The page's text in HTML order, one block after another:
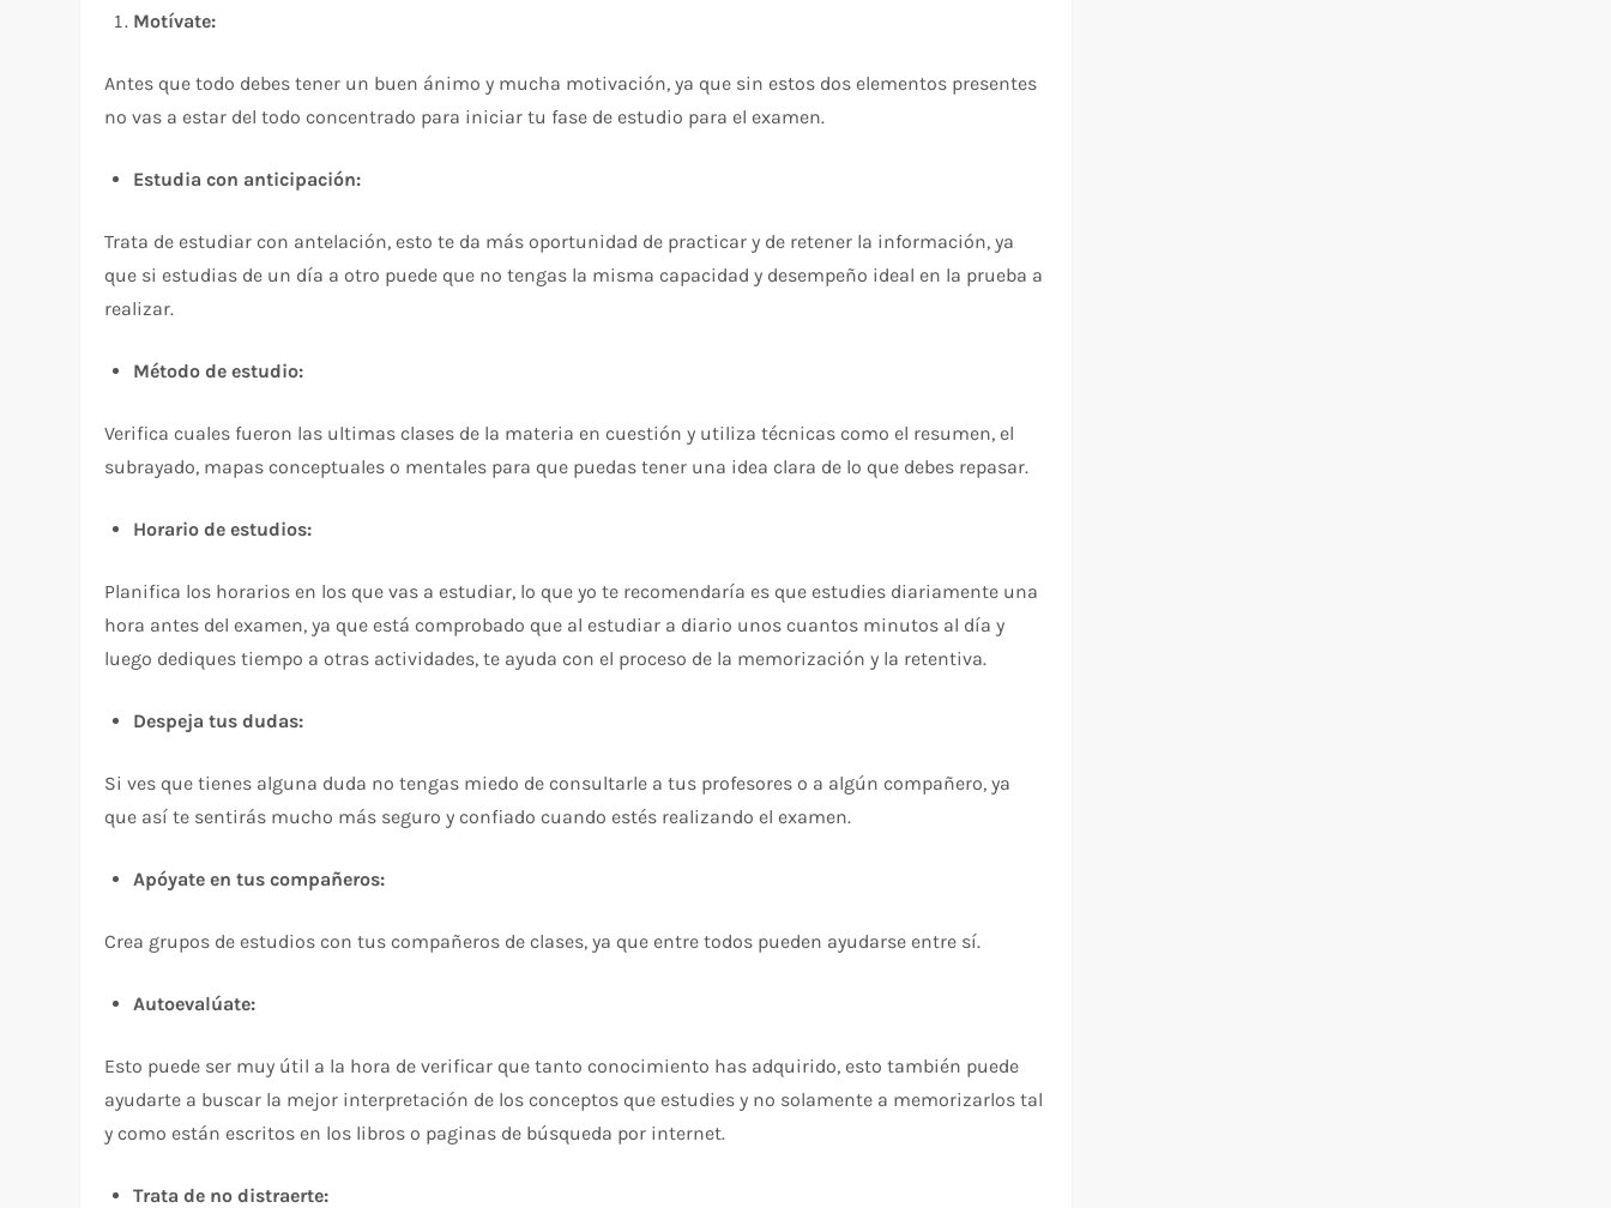
Motívate:
Antes que todo debes tener un buen ánimo y mucha motivación, ya que sin estos dos elementos presentes
no vas a estar del todo concentrado para iniciar tu fase de estudio para el examen.
Estudia con anticipación:
Trata de estudiar con antelación, esto te da más oportunidad de practicar y de retener la información, ya
que si estudias de un día a otro puede que no tengas la misma capacidad y desempeño ideal en la prueba a
realizar.
Método de estudio:
Verifica cuales fueron las ultimas clases de la materia en cuestión y utiliza técnicas como el resumen, el
subrayado, mapas conceptuales o mentales para que puedas tener una idea clara de lo que debes repasar.
Horario de estudios:
Planifica los horarios en los que vas a estudiar, lo que yo te recomendaría es que estudies diariamente una
hora antes del examen, ya que está comprobado que al estudiar a diario unos cuantos minutos al día y
luego dediques tiempo a otras actividades, te ayuda con el proceso de la memorización y la retentiva.
Despeja tus dudas:
Si ves que tienes alguna duda no tengas miedo de consultarle a tus profesores o a algún compañero, ya
que así te sentirás mucho más seguro y confiado cuando estés realizando el examen.
Apóyate en tus compañeros:
Crea grupos de estudios con tus compañeros de clases, ya que entre todos pueden ayudarse entre sí.
Autoevalúate:
Esto puede ser muy útil a la hora de verificar que tanto conocimiento has adquirido, esto también puede
ayudarte a buscar la mejor interpretación de los conceptos que estudies y no solamente a memorizarlos tal
y como están escritos en los libros o paginas de búsqueda por internet.
Trata de no distraerte: